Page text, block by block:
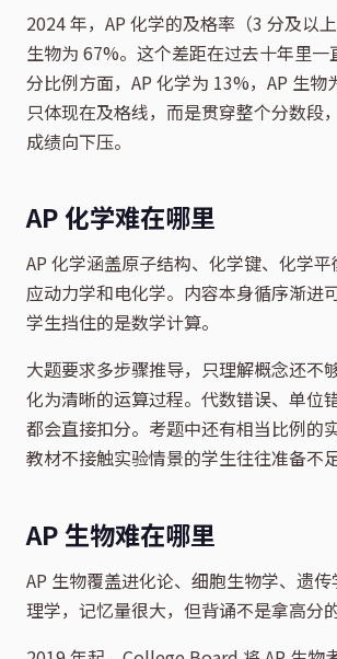
2024 年，AP 化学的及格率（3 分及以
生物为 67%。这个差距在过去十年里一
分比例方面，AP 化学为 13%，AP 生物
只体现在及格线，而是贯穿整个分数段
成绩向下压。
AP 化学难在哪里
AP 化学涵盖原子结构、化学键、化学
应动力学和电化学。内容本身循序渐进
学生挡住的是数学计算。
大题要求多步骤推导，只理解概念还不
化为清晰的运算过程。代数错误、单位
都会直接扣分。考题中还有相当比例的
教材不接触实验情景的学生往往准备不足
AP 生物难在哪里
AP 生物覆盖进化论、细胞生物学、遗
理学，记忆量很大，但背诵不是拿高分